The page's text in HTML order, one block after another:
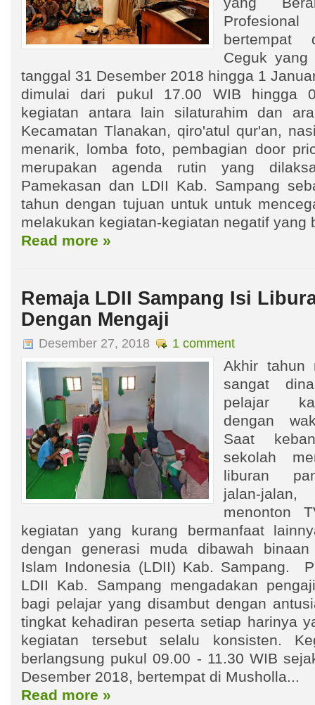
Ceguk yang
tanggal 31 Desember 2018 hingga 1
dimulai dari pukul 17.00 WIB hingga
kegiatan antara lain silaturahim dan
Kecamatan Tlanakan, qiro'atul qur'an,
menarik, lomba foto, pembagian door
merupakan agenda rutin yang
Pamekasan dan LDII Kab. Sampang
tahun dengan tujuan untuk untuk
melakukan kegiatan-kegiatan negatif yang
Read more »
Remaja LDII Sampang Isi
Dengan Mengaji
Desember 27, 2018 1 comment
Akhir tahun
sangat
pelajar
dengan
Saat
sekolah
liburan
jalan-
menonton
kegiatan yang kurang bermanfaat
dengan generasi muda dibawah
Islam Indonesia (LDII) Kab. Sampang.
LDII Kab. Sampang mengadakan
bagi pelajar yang disambut dengan
tingkat kehadiran peserta setiap harinya
kegiatan tersebut selalu konsisten.
berlangsung pukul 09.00 - 11.30 WIB
Desember 2018, bertempat di Musholla...
Read more »